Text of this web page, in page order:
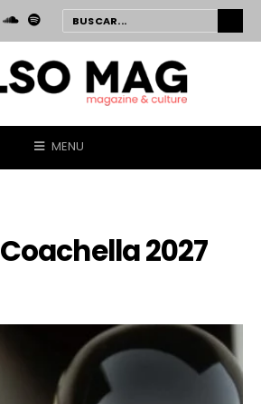
MENU
Coachella 2027